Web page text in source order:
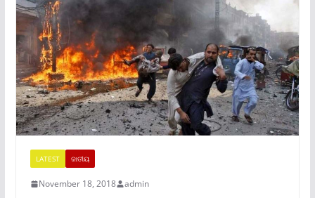
LATEST ଜାତୀୟ
November 18, 2018 admin